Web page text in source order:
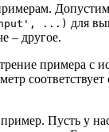
...) для
– другое.
примера с
Пусть у